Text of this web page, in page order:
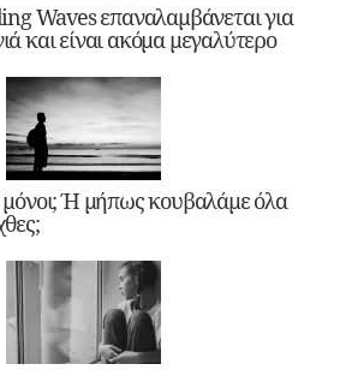
Waves επαναλαμβάνεται για
και είναι ακόμα μεγαλύτερο
μόνοι; Ή μήπως κουβαλάμε όλα